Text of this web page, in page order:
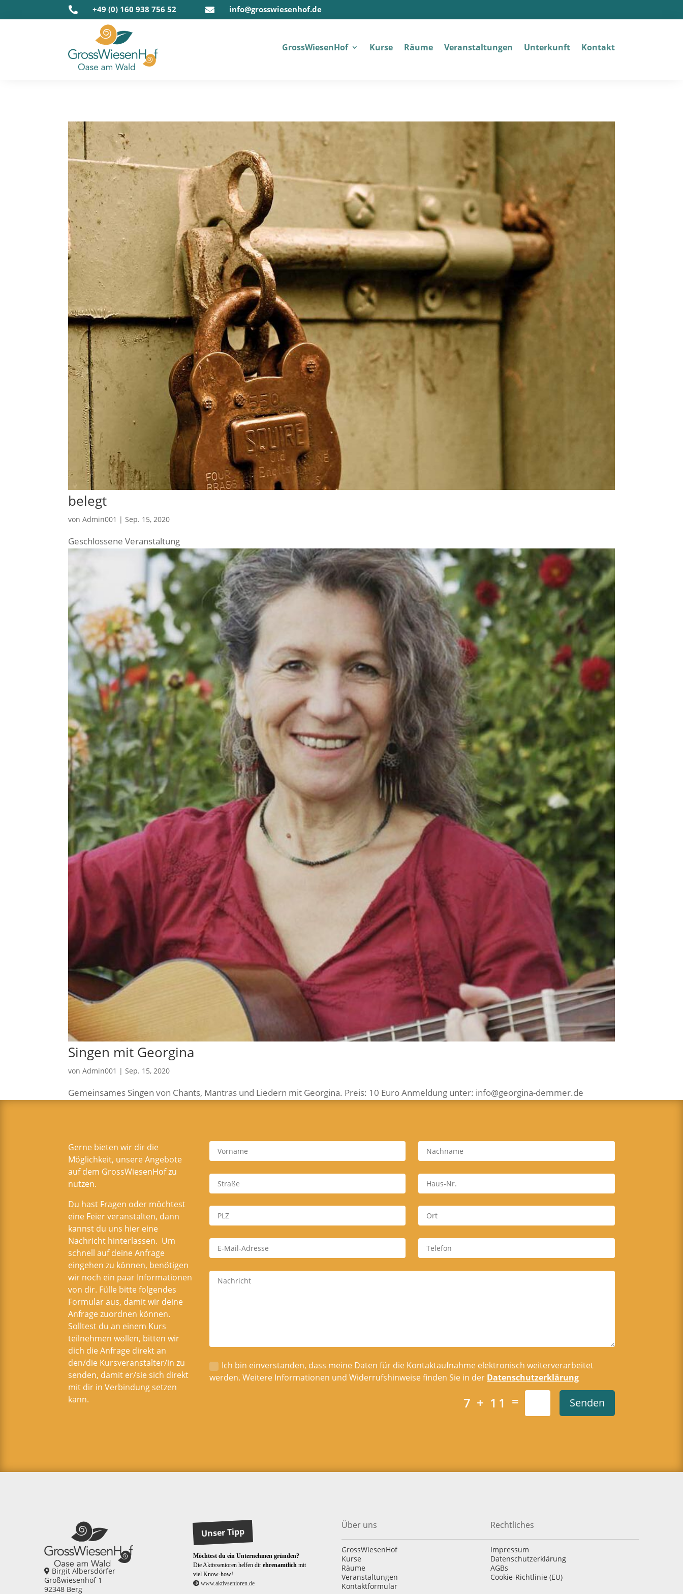
 +49 (0) 160 938 756 52  info@grosswiesenhof.de
Gross­Wiesen­Hof Kur­se Räu­me Ver­an­stal­tun­gen Unter­kunft Kon­takt
belegt
vonAdmin001 |Sep. 15, 2020
Geschlos­se­ne Veranstaltung
Sin­gen mit Georgina
vonAdmin001 |Sep. 15, 2020
Gemein­sa­mes Sin­gen von Chants, Man­tras und Lie­dern mit Georgina. Preis: 10 Euro Anmel­dung unter: info@georgina-demmer.de
Gerne bieten wir dir die
Möglichkeit, unsere Angebote
auf dem GrossWiesenHof zu
nutzen.
Du hast Fragen oder möchtest
eine Feier veranstalten, dann
kannst du uns hier eine
Nachricht hinterlassen. Um
schnell auf deine Anfrage
eingehen zu können, benötigen
wir noch ein paar Informationen
von dir. Fülle bitte folgendes
Formular aus, damit wir deine
Anfrage zuordnen können.
Solltest du an einem Kurs
teilnehmen wollen, bitten wir
dich die Anfrage direkt an
den/die Kursveranstalter/in zu
senden, damit er/sie sich direkt
mit dir in Verbindung setzen
kann.
Ich bin einverstanden, dass meine Daten für die Kontaktaufnahme elektronisch weiterverarbeitet
werden. Weitere Informationen und Widerrufshinweise finden Sie in der Datenschutzerklärung
7 + 11 = Senden
Birgit Albersdörfer
Großwiesenhof 1
92348 Berg
Unser Tipp
Möchtest du ein Unternehmen gründen?
Die Aktivsenioren helfen dir ehrenamtlich mit
viel Know-how!
www.aktivsenioren.de
Über uns
GrossWiesenHof
Kurse
Räume
Veranstaltungen
Kontaktformular
Rechtliches
Impressum
Datenschutzerklärung
AGBs
Cookie-Richtlinie (EU)